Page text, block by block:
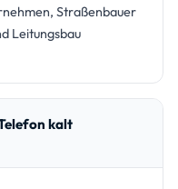
Straßenbauer
Leitungsbau
kalt